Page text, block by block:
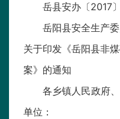
岳县安办〔2017
岳阳县安全生产
关于印发《岳阳县非
案》的通知
各乡镇人民政府
单位：